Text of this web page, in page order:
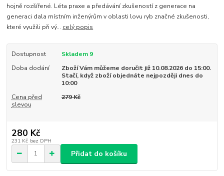
hojně rozšířené. Léta praxe a předávání zkušeností z generace na
generaci dala místním inženýrům v oblasti lovu ryb značné zkušenosti,
které využili při vý... celý popis
Dostupnost
Skladem 9
Doba dodání
Zboží Vám můžeme doručit již 10.08.2026 do 15:00.
Stačí, když zboží objednáte nejpozději dnes do
10:00
Cena před
slevou
279 Kč
280 Kč
231 Kč bez DPH
Přidat do košíku